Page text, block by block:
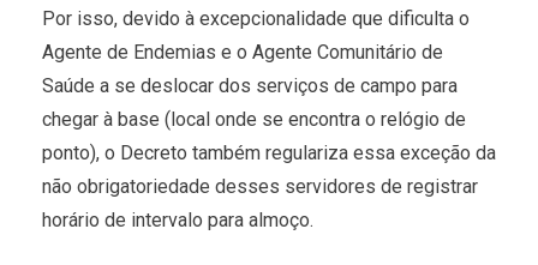
Por isso, devido à excepcionalidade que dificulta o
Agente de Endemias e o Agente Comunitário de
Saúde a se deslocar dos serviços de campo para
chegar à base (local onde se encontra o relógio de
ponto), o Decreto também regulariza essa exceção da
não obrigatoriedade desses servidores de registrar
horário de intervalo para almoço.